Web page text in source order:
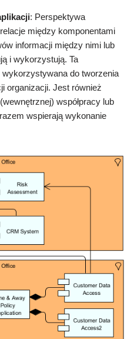
: Perspektywa
między komponentami
informacji między nimi lub
i wykorzystują. Ta
do tworzenia
organizacji. Jest również
współpracy lub
wspierają wykonanie